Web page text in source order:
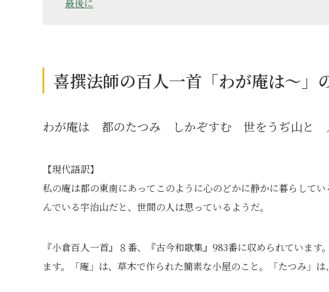
最後に
喜撰法師の百人一首「わが庵は～」
わが庵は 都のたつみ しかぞすむ 世をうぢ山と
【現代語訳】
私の庵は都の東南にあってこのように心のどかに静かに暮らして
んでいる宇治山だと、世間の人は思っているようだ。
『小倉百人一首』８番、『古今和歌集』983番に収められていま
ます。「庵」は、草木で作られた簡素な小屋のこと。「たつみ」は